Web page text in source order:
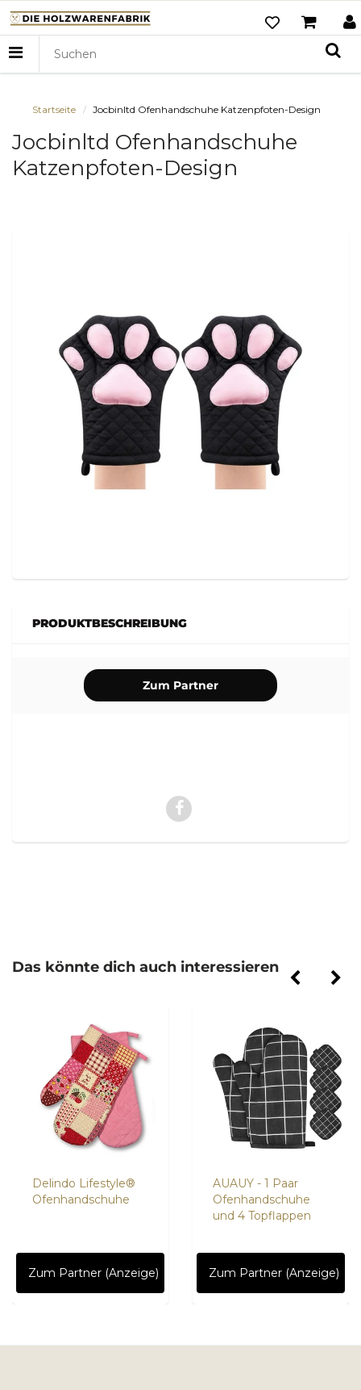
Startseite Jocbinltd Ofenhandschuhe Katzenpfoten-Design
Jocbinltd Ofenhandschuhe
Katzenpfoten-Design
PRODUKTBESCHREIBUNG
Zum Partner
Das könnte dich auch interessieren
Delindo Lifestyle®
Ofenhandschuhe
Zum Partner (Anzeige)
AUAUY - 1 Paar
Ofenhandschuhe
und 4 Topflappen
Zum Partner (Anzeige)